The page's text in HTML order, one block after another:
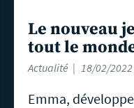
Le nouveau
tout le
Actualité 18/02/2022
Emma,